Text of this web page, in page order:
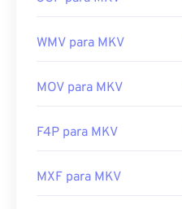
WMV para MKV
MOV para MKV
F4P para MKV
MXF para MKV